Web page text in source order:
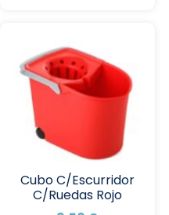
Cubo C/Escurridor
C/Ruedas Rojo